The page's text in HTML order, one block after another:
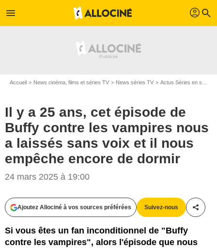
menu profil search
Accueil News cinéma, films et séries TV News séries TV Actus Séries en streaming
Il y a 25 ans, cet épisode de
Buffy contre les vampires nous
a laissés sans voix et il nous
empêche encore de dormir
24 mars 2025 à 19:00
Ajoutez Allociné à vos sources préférées Suivez-nous
Si vous êtes un fan inconditionnel de "Buffy
contre les vampires", alors l'épisode que nous